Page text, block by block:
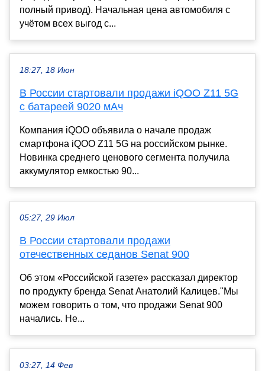
полный привод). Начальная цена автомобиля с
учётом всех выгод с...
18:27, 18 Июн
В России стартовали продажи iQOO Z11 5G
с батареей 9020 мАч
Компания iQOO объявила о начале продаж
смартфона iQOO Z11 5G на российском рынке.
Новинка среднего ценового сегмента получила
аккумулятор емкостью 90...
05:27, 29 Июл
В России стартовали продажи
отечественных седанов Senat 900
Об этом «Российской газете» рассказал директор
по продукту бренда Senat Анатолий Калицев."Мы
можем говорить о том, что продажи Senat 900
начались. Не...
03:27, 14 Фев